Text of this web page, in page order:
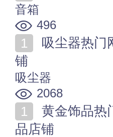
音箱
496
铺
吸尘器
2068
品店铺